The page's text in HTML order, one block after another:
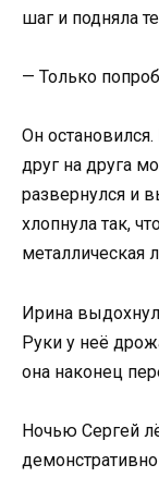
шаг и подняла
— Только
Он
друг на друга
развернулся и
хлопнула так,
металлическая
Ирина
Руки у неё
она наконец
Ночью Сергей